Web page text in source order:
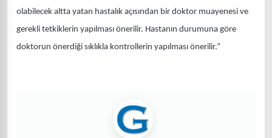
olabilecek altta yatan hastalık açısından bir doktor muayenesi ve
gerekli tetkiklerin yapılması önerilir. Hastanın durumuna göre
doktorun önerdiği sıklıkla kontrollerin yapılması önerilir.”